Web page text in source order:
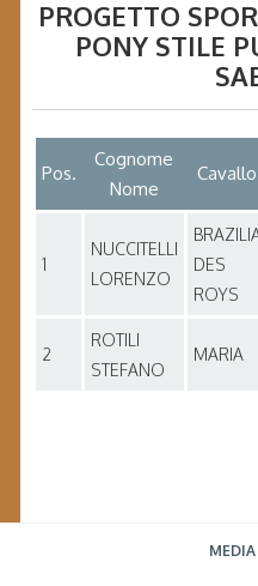
PROGETTO
PONY STILE
Pos.
Cognome
Nome
Cavallo
1
NUCCITELLI
LORENZO
DES
ROYS
2
ROTILI
STEFANO
MARIA